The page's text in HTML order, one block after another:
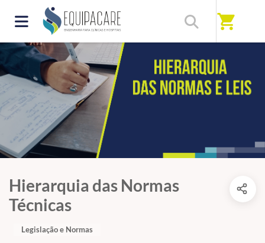
shopping_cart
Hierarquia das Normas
Técnicas
Legislação e Normas